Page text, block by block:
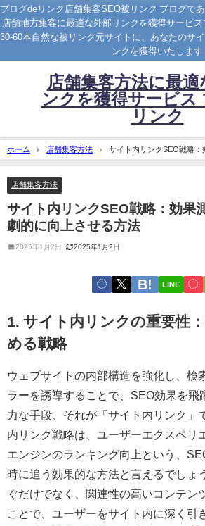
ブログdeリンク店舗集客SEO被リンク ブログで
店舗地方集客に最適な外部リンクを獲得サービ
30-60本自然な被リンク元サイトに、あなたのサ
ンクを獲得いたします
店舗集客方法に最適
ンクを獲得サービス
リンク
ホーム 店舗集客方法
サイト内リンクSEO戦略：
向上させる方法
店舗集客方法
サイト内リンクSEO戦略：効果
劇的に向上させる方法
2025年1月2日 2025年1月2日
LINE
1. サイト内リンクの重要性
める戦略
ウェブサイトの内部構造を強化し、検
ラーを誘導することで、SEO効果を飛
力な手段、それが「サイト内リンク」
内リンク戦略は、ユーザーエクスペリ
エンジンのランキング向上という、
時に追う効果的な方法と言えるでしょ
ぐだけでなく、関連性の高いコンテン
ことで、ユーザーをサイト内に深く引